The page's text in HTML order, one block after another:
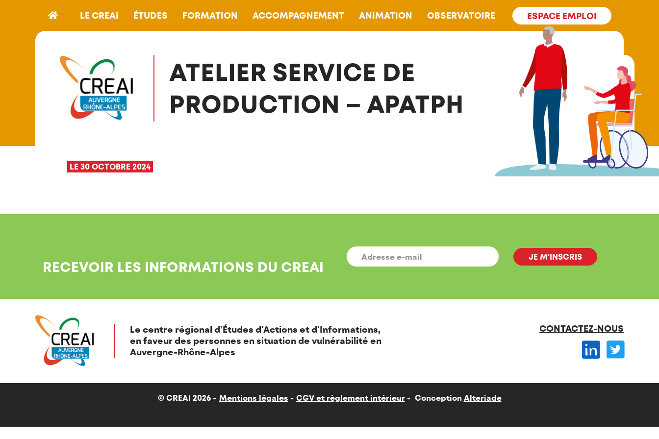
LE CREAI ÉTUDES FORMATION ACCOMPAGNEMENT ANIMATION OBSERVATOIRE ESPACE EMPLOI
ATELIER SERVICE DE
PRODUCTION – APATPH
LE 30 OCTOBRE 2024
RECEVOIR LES INFORMATIONS DU CREAI
E-
MAIL *
Le centre régional d’Études d'Actions et d'Informations,
en faveur des personnes en situation de vulnérabilité en
Auvergne-Rhône-Alpes
CONTACTEZ-NOUS
© CREAI 2026 - Mentions légales CGV et règlement intérieur Conception Alteriade